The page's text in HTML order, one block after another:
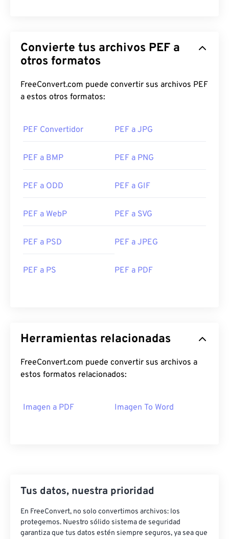
Convierte tus archivos PEF a
otros formatos
FreeConvert.com puede convertir sus archivos PEF
a estos otros formatos:
PEF Convertidor PEF a JPG
PEF a BMP PEF a PNG
PEF a ODD PEF a GIF
PEF a WebP PEF a SVG
PEF a PSD PEF a JPEG
PEF a PS PEF a PDF
Herramientas relacionadas
FreeConvert.com puede convertir sus archivos a
estos formatos relacionados:
Imagen a PDF Imagen To Word
Tus datos, nuestra prioridad
En FreeConvert, no solo convertimos archivos: los
protegemos. Nuestro sólido sistema de seguridad
garantiza que tus datos estén siempre seguros, ya sea que